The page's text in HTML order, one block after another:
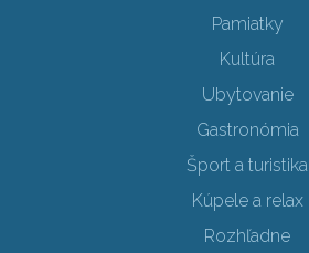
Pamiatky
Kultúra
Ubytovanie
Gastronómia
Šport a turistika
Kúpele a relax
Rozhľadne